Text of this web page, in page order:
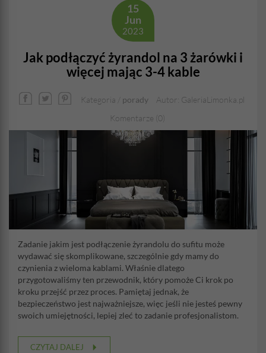
15
Jun
2023
Jak podłączyć żyrandol na 3 żarówki i
więcej mając 3-4 kable
Kategoria / porady
Autor: GaleriaLimonka.pl
Komentarze (0)
Zadanie jakim jest podłączenie żyrandolu do sufitu może
wydawać się skomplikowane, szczególnie gdy mamy do
czynienia z wieloma kablami. Właśnie dlatego
przygotowaliśmy ten przewodnik, który pomoże Ci krok po
kroku przejść przez proces. Pamiętaj jednak, że
bezpieczeństwo jest najważniejsze, więc jeśli nie jesteś pewny
swoich umiejętności, lepiej zleć to zadanie profesjonalistom.
CZYTAJ DALEJ